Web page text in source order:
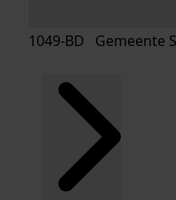
1049-BD Gemeente